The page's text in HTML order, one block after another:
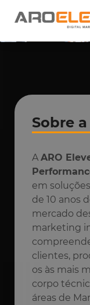
Sobre
A ARO
em
de 10 anos
mercado
marketing
clientes,
os às mais
corpo
áreas de